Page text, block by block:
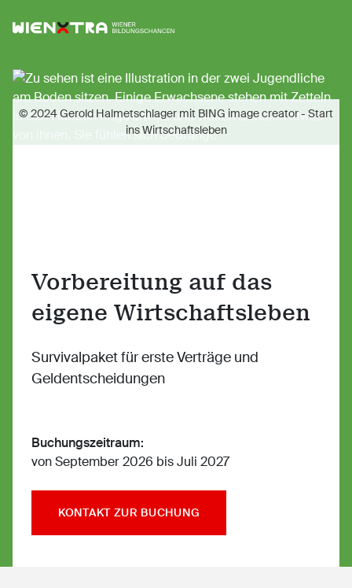
Logo Wiener Bildungschancen
Vorbereitung auf das
eigene Wirtschaftsleben
Survivalpaket für erste Verträge und
Geldentscheidungen
Buchungszeitraum:
von September 2026 bis Juli 2027
KONTAKT ZUR BUCHUNG
© 2024 Gerold Halmetschlager mit BING image creator - Start
ins Wirtschaftsleben